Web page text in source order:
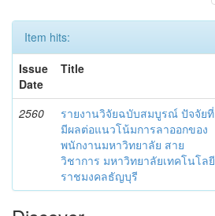
Item hits:
Issue
Date
Title
2560
รายงานวิจัยฉบับสมบูรณ์ ปัจจัยที่
มีผลต่อแนวโน้มการลาออกของ
พนักงานมหาวิทยาลัย สาย
วิชาการ มหาวิทยาลัยเทคโนโลยี
ราชมงคลธัญบุรี